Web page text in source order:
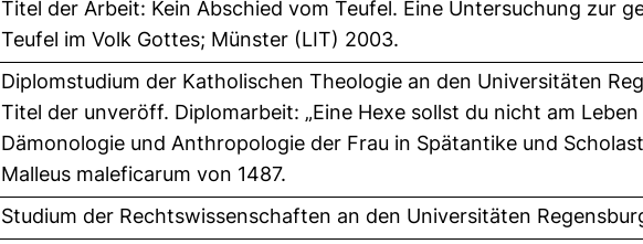
Titel der Arbeit: Kein Abschied vom Teufel. Eine Untersuchung zur
Teufel im Volk Gottes; Münster (LIT) 2003.
Diplomstudium der Katholischen Theologie an den Universitäten
Titel der unveröff. Diplomarbeit: „Eine Hexe sollst du nicht am
Dämonologie und Anthropologie der Frau in Spätantike und
Malleus maleficarum von 1487.
Studium der Rechtswissenschaften an den Universitäten